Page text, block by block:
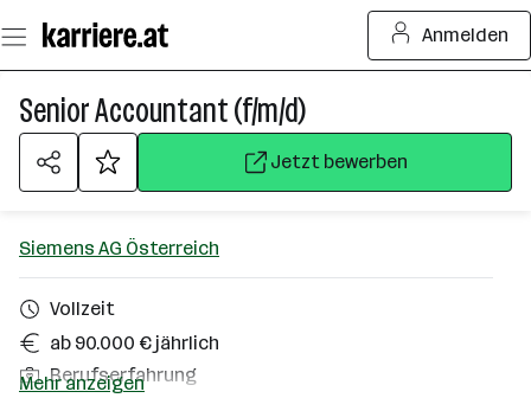
Seiteninhalt
springen
Anmelden
Senior Accountant (f/m/d)
Jetzt bewerben
Siemens AG Österreich
Vollzeit
ab 90.000 € jährlich
Berufserfahrung
Mehr anzeigen